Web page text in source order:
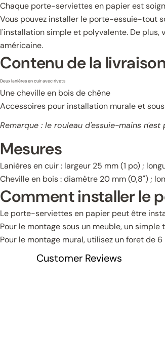
Chaque porte-serviettes en papier est
Vous pouvez installer le porte-essuie-tout
l'installation simple et polyvalente. De plus,
américaine.
Contenu de la livraison
Deux lanières en cuir avec rivets
Une cheville en bois de chêne
Accessoires pour installation murale et
Remarque : le rouleau d'essuie-mains n'est
Mesures
Lanières en cuir : largeur 25 mm (1 po) ;
Cheville en bois : diamètre 20 mm (0,8") ;
Comment installer le
Le porte-serviettes en papier peut être
Pour le montage sous un meuble, un
Pour le montage mural, utilisez un foret de 6
Customer Reviews